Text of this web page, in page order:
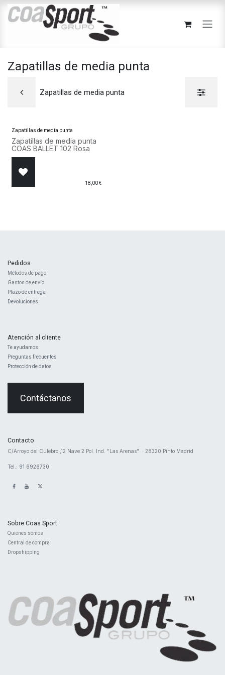
Ir al contenido
Zapatillas de media punta
Zapatillas de media punta
Zapatillas de media punta
Zapatillas de media punta
COAS BALLET 102 Rosa
18,00€
Pedidos
Métodos de pago
Gastos de envío
Plazo de entrega
Devoluciones
Atención al cliente
Te ayudamos
Preguntas frecuentes
Protección de datos
Contáctanos
Contacto
​C/Arroyo del Culebro ,12 Nave 2 ​Pol. Ind. "Las Arenas" · 28320 Pinto Madrid
Tel.: 91 6926730
Sobre Coas Sport
Quienes ​somos
Central de compra
Dropshipping